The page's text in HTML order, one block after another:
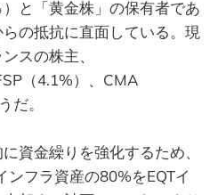
と「黄金株」の保有者であ
の抵抗に直面している。現
スの株主、
（4.1%）、CMA
だ。
資金繰りを強化するため、
フラ資産の80%をEQTイ